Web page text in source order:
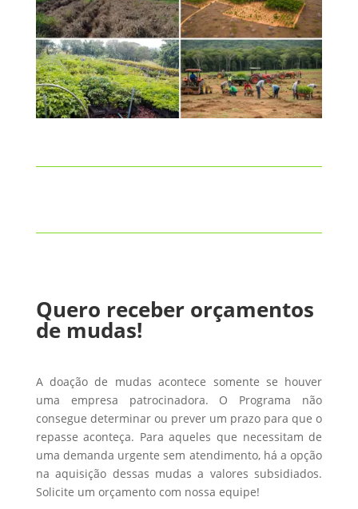
Quero receber orçamentos
de mudas!
A doação de mudas acontece somente se houver
uma empresa patrocinadora. O Programa não
consegue determinar ou prever um prazo para que o
repasse aconteça. Para aqueles que necessitam de
uma demanda urgente sem atendimento, há a opção
na aquisição dessas mudas a valores subsidiados.
Solicite um orçamento com nossa equipe!